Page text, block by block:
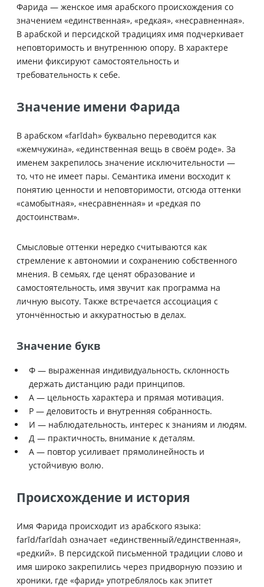
Фарида — женское имя арабского происхождения со
значением «единственная», «редкая», «несравненная».
В арабской и персидской традициях имя подчеркивает
неповторимость и внутреннюю опору. В характере
имени фиксируют самостоятельность и
требовательность к себе.
Значение имени Фарида
В арабском «farīdah» буквально переводится как
«жемчужина», «единственная вещь в своём роде». За
именем закрепилось значение исключительности —
то, что не имеет пары. Семантика имени восходит к
понятию ценности и неповторимости, отсюда оттенки
«самобытная», «несравненная» и «редкая по
достоинствам».
Смысловые оттенки нередко считываются как
стремление к автономии и сохранению собственного
мнения. В семьях, где ценят образование и
самостоятельность, имя звучит как программа на
личную высоту. Также встречается ассоциация с
утончённостью и аккуратностью в делах.
Значение букв
Ф — выраженная индивидуальность, склонность
держать дистанцию ради принципов.
А — цельность характера и прямая мотивация.
Р — деловитость и внутренняя собранность.
И — наблюдательность, интерес к знаниям и людям.
Д — практичность, внимание к деталям.
А — повтор усиливает прямолинейность и
устойчивую волю.
Происхождение и история
Имя Фарида происходит из арабского языка:
farīd/farīdah означает «единственный/единственная»,
«редкий». В персидской письменной традиции слово и
имя широко закрепились через придворную поэзию и
хроники, где «фарид» употреблялось как эпитет